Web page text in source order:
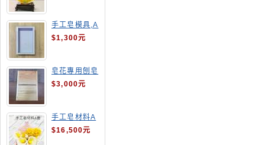
手工皂模具,A
4渲染盤
$1,300元
皂花專用刨皂
器
$3,000元
手工皂材料A
套
$16,500元